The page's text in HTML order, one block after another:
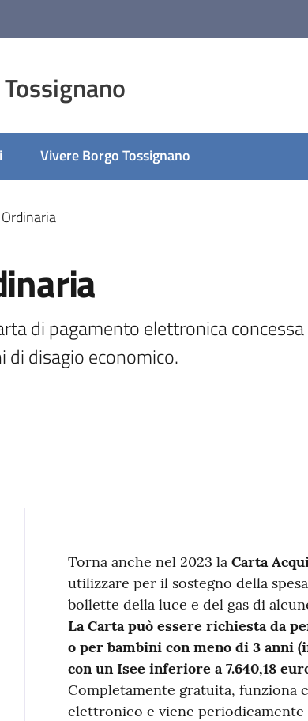
Vivere Borgo Tossignano
di pagamento elettronica
disagio economico.
Contenuto
Torna anche nel 2023 la Carta
utilizzare per il sostegno della
bollette della luce e del gas di
La Carta può essere richiesta da
o per bambini con meno di 3 anni
con un Isee inferiore a 7.640,18
Completamente gratuita, funziona
elettronico e viene